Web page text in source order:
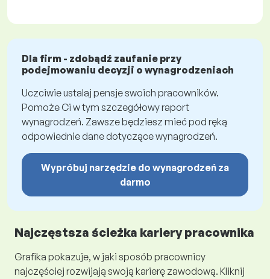
Dla firm - zdobądź zaufanie przy
podejmowaniu decyzji o wynagrodzeniach
Uczciwie ustalaj pensje swoich pracowników.
Pomoże Ci w tym szczegółowy raport
wynagrodzeń. Zawsze będziesz mieć pod ręką
odpowiednie dane dotyczące wynagrodzeń.
Wypróbuj narzędzie do wynagrodzeń za
darmo
Najczęstsza ścieżka kariery pracownika
Grafika pokazuje, w jaki sposób pracownicy
najczęściej rozwijają swoją karierę zawodową. Kliknij